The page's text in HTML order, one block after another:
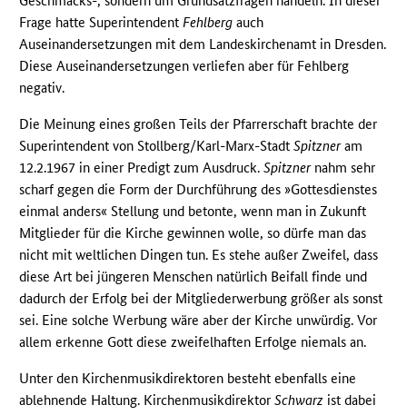
Frage hatte SuperintendentFehlberg auch
Auseinandersetzungen mit dem Landeskirchenamt in Dresden.
Diese Auseinandersetzungen verliefen aber für Fehlberg
negativ.
Die Meinung eines großen Teils der Pfarrerschaft brachte der
Superintendent von Stollberg/Karl-Marx-StadtSpitzneram
12.2.1967 in einer Predigt zum Ausdruck.Spitznernahm sehr
scharf gegen die Form der Durchführung des »Gottesdienstes
einmal anders« Stellung und betonte, wenn man in Zukunft
Mitglieder für die Kirche gewinnen wolle, so dürfe man das
nicht mit weltlichen Dingen tun. Es stehe außer Zweifel, dass
diese Art bei jüngeren Menschen natürlich Beifall finde und
dadurch der Erfolg bei der Mitgliederwerbung größer als sonst
sei. Eine solche Werbung wäre aber der Kirche unwürdig. Vor
allem erkenne Gott diese zweifelhaften Erfolge niemals an.
Unter den Kirchenmusikdirektoren besteht ebenfalls eine
ablehnende Haltung. KirchenmusikdirektorSchwarz ist dabei